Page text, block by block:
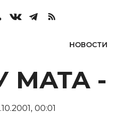
НОВОСТИ
МАТА -
00:01